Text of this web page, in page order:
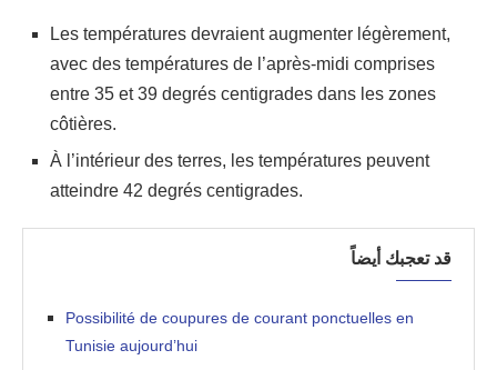
Les températures devraient augmenter légèrement,
avec des températures de l’après-midi comprises
entre 35 et 39 degrés centigrades dans les zones
côtières.
À l’intérieur des terres, les températures peuvent
atteindre 42 degrés centigrades.
قد تعجبك أيضاً
Possibilité de coupures de courant ponctuelles en
Tunisie aujourd’hui